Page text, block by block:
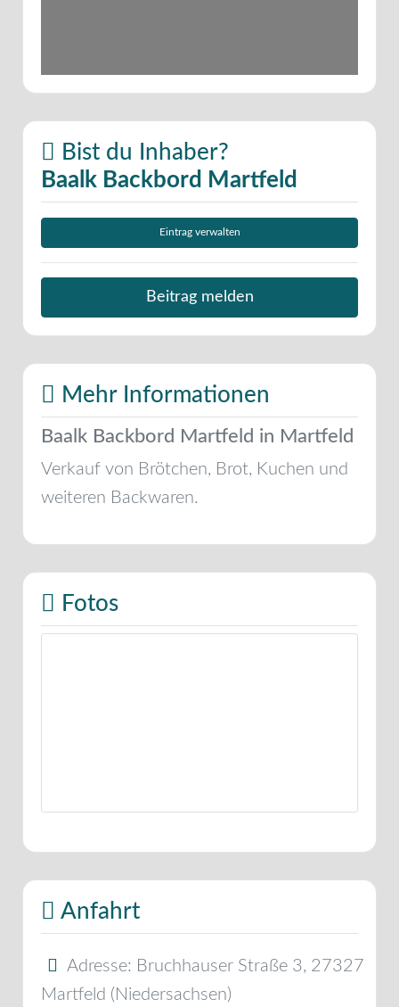
Bist du Inhaber?
Baalk Backbord Martfeld
Eintrag verwalten
Beitrag melden
Mehr Informationen
Baalk Backbord Martfeld in Martfeld
Verkauf von Brötchen, Brot, Kuchen und
weiteren Backwaren.
Fotos
Anfahrt
Adresse: Bruchhauser Straße 3, 27327
Martfeld ( Niedersachsen)